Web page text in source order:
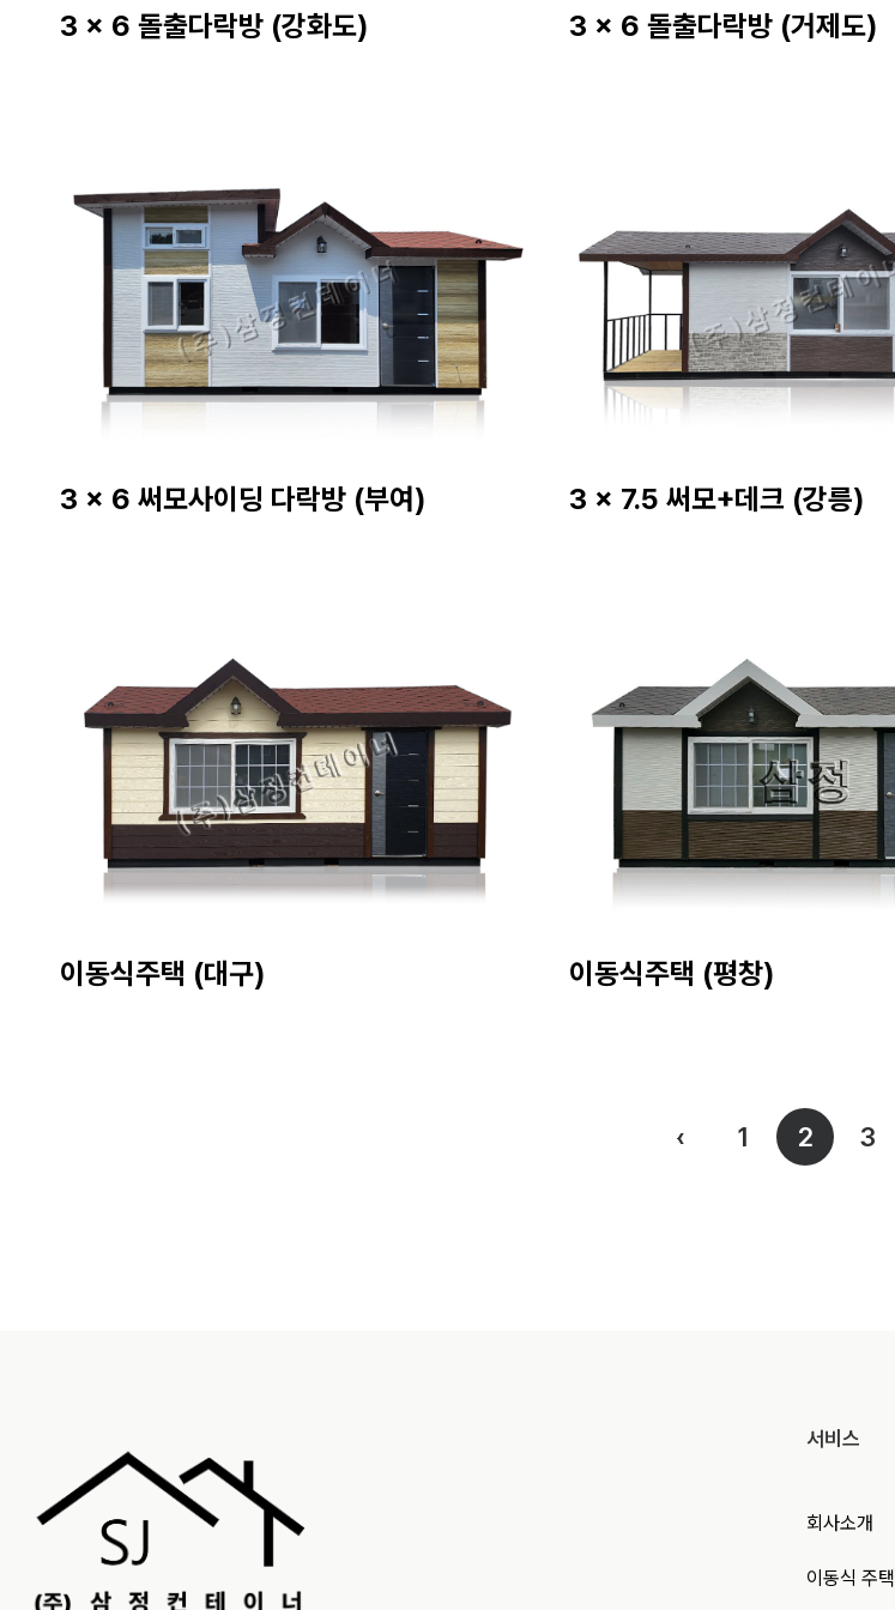
3 x 6 돌출다락방 (강화도) 3 x 6 돌출다락방 (거제도)
3 x 6 써모사이딩 다락방 (부여) 3 x 7.5 써모+데크 (강릉)
이동식주택 (대구) 이동식주택 (평창)
‹ 1 2 3
서비스
회사소개
이동식 주택